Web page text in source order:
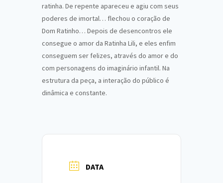
ratinha. De repente apareceu e agiu com seus
poderes de imortal… flechou o coração de
Dom Ratinho… Depois de desencontros ele
consegue o amor da Ratinha Lili, e eles enfim
conseguem ser felizes, através do amor e do
com personagens do imaginário infantil. Na
estrutura da peça, a interação do público é
dinâmica e constante.
DATA